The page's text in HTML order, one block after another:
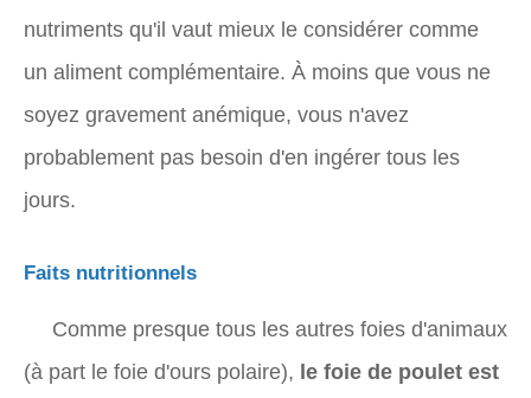
nutriments qu'il vaut mieux le considérer comme
un aliment complémentaire. À moins que vous ne
soyez gravement anémique, vous n'avez
probablement pas besoin d'en ingérer tous les
jours.
Faits nutritionnels
Comme presque tous les autres foies d'animaux
(à part le foie d'ours polaire), le foie de poulet est